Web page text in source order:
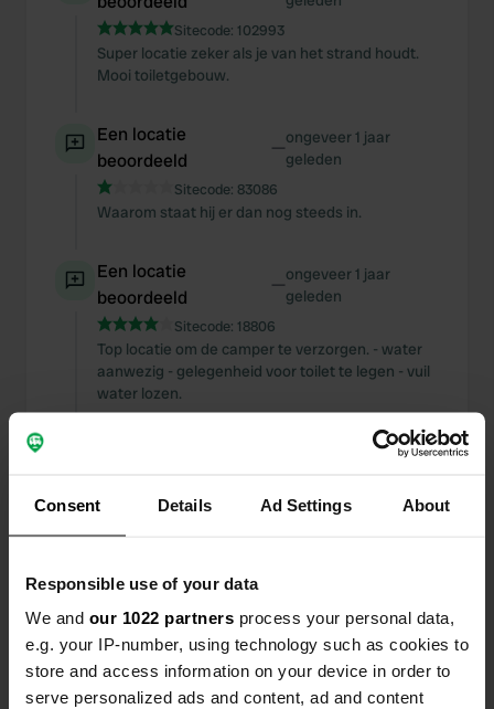
Consent Details Ad Settings About
Responsible use of your data
We and our 1022 partners process your personal data,
e.g. your IP-number, using technology such as cookies to
store and access information on your device in order to
serve personalized ads and content, ad and content
Sitecode: 102993
Super locatie zeker als je van het strand houdt.
Mooi toiletgebouw.
Een locatie
beoordeeld
—ongeveer 1 jaar
geleden
Sitecode: 83086
Waarom staat hij er dan nog steeds in.
Een locatie
beoordeeld
—ongeveer 1 jaar
geleden
Sitecode: 18806
Top locatie om de camper te verzorgen. - water
aanwezig - gelegenheid voor toilet te legen - vuil
water lozen.
ongeveer 1 jaar